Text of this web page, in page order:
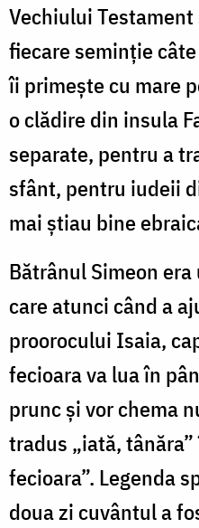
Vechiului
fiecare seminţie
îi primeşte cu mare
o clădire din insula
separate, pentru a
sfânt, pentru iudeii
mai ştiau bine
Bătrânul Simeon
care atunci când a
proorocului Isaia,
fecioara va lua în
prunc şi vor chema
tradus „iată,
fecioara”. Legenda
doua zi cuvântul a